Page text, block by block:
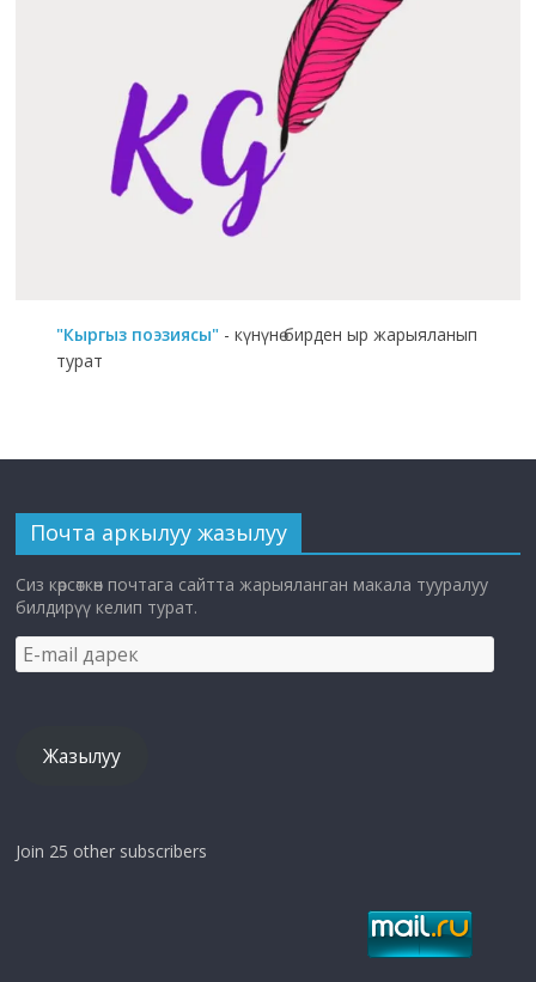
"Кыргыз поэзиясы" - күнүнө бирден ыр жарыяланып
турат
Почта аркылуу жазылуу
Сиз көрсөткөн почтага сайтта жарыяланган макала тууралуу
билдирүү келип турат.
E-
mail
Жазылуу
Join 25 other subscribers